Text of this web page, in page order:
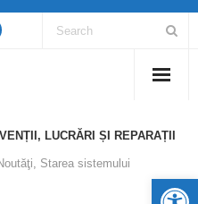
LUCRĂRI ȘI REPARAȚII
, Starea sistemului